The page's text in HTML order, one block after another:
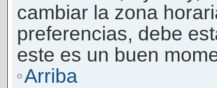
cambiar la zona
preferencias, debe
este es un buen
Arriba